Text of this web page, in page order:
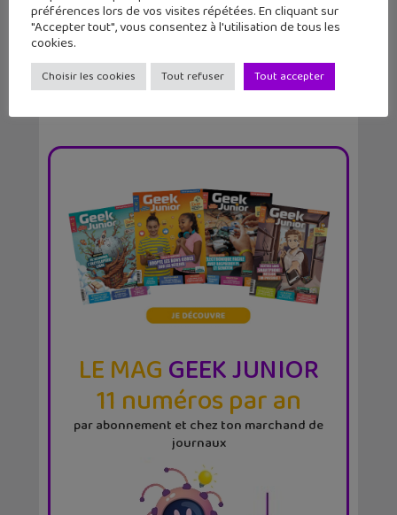
LE MAGGEEK JUNIOR
11 numéros par an
par abonnement et chez ton marchand de
journaux
préférences lors de vos visites répétées. En cliquant sur
"Accepter tout", vous consentez à l'utilisation de tous les
cookies.
Choisir les cookies Tout refuser Tout accepter